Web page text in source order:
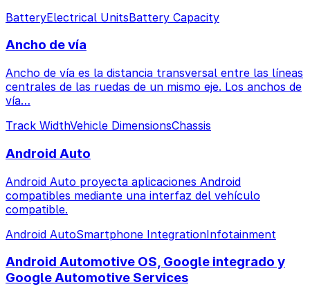
BatteryElectrical UnitsBattery Capacity
Ancho de vía
Ancho de vía es la distancia transversal entre las líneas
centrales de las ruedas de un mismo eje. Los anchos de
vía…
Track WidthVehicle DimensionsChassis
Android Auto
Android Auto proyecta aplicaciones Android
compatibles mediante una interfaz del vehículo
compatible.
Android AutoSmartphone IntegrationInfotainment
Android Automotive OS, Google integrado y
Google Automotive Services